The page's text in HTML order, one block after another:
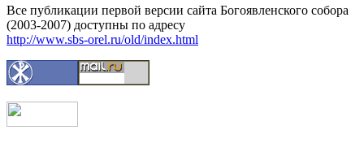
Все публикации первой версии сайта Богоявленского собора
(2003-2007) доступны по адресу
http://www.sbs-orel.ru/old/index.html